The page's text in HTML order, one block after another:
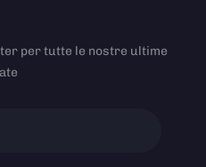
per tutte le nostre ultime